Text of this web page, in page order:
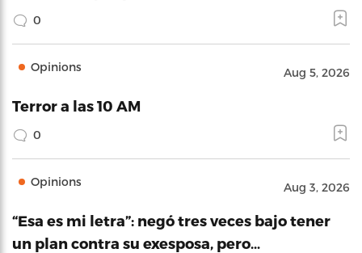
0
Opinions Aug 5, 2026
Terror a las 10 AM
0
Opinions Aug 3, 2026
“Esa es mi letra”: negó tres veces bajo tener
un plan contra su exesposa, pero…